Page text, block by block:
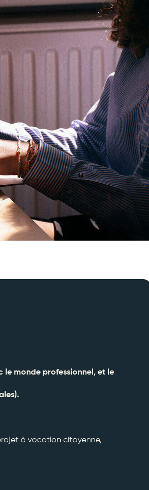
le monde professionnel, et le
à vocation citoyenne,